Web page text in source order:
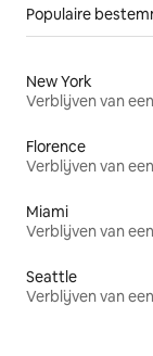
Populaire
New York
Verblijven van
Florence
Verblijven van
Miami
Verblijven van
Seattle
Verblijven van